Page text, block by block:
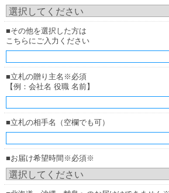
■その他を選択した方は
こちらにご入力ください
■立札の贈り主名※必須
【例：会社名 役職 名前】
■立札の相手名（空欄でも可）
■お届け希望時間※必須※